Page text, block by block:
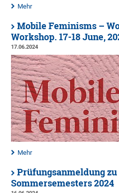
Mehr
Mobile Feminisms –
Workshop. 17-18 June,
17.06.2024
Mehr
Prüfungsanmeldung
Sommersemesters 2024